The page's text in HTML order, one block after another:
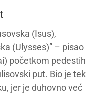
(Isus),
(Ulysses)” – pisao
početkom pedestih
put. Bio je tek
jer je duhovno već